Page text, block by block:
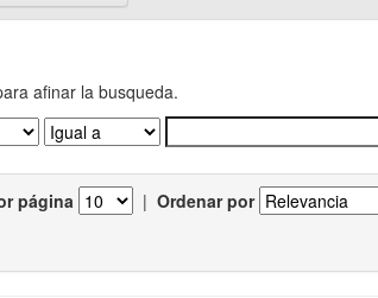
afinar la busqueda.
página | Ordenar por